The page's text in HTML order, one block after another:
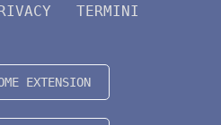
TERMINI